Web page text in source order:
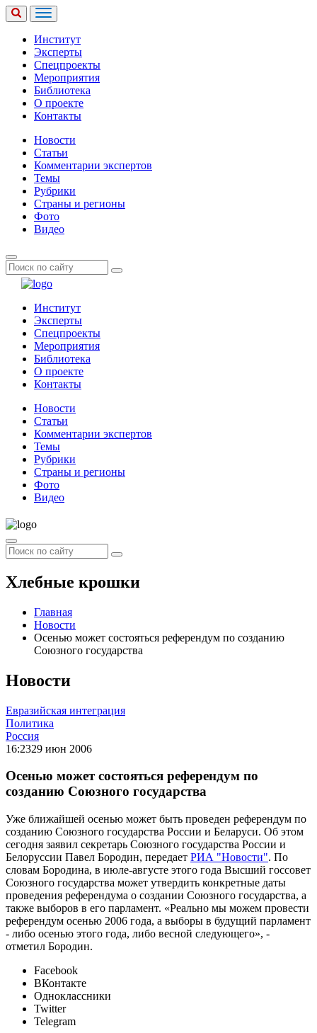
Институт
Эксперты
Спецпроекты
Мероприятия
Библиотека
О проекте
Контакты
Новости
Статьи
Комментарии экспертов
Темы
Рубрики
Страны и регионы
Фото
Видео
Институт
Эксперты
Спецпроекты
Мероприятия
Библиотека
О проекте
Контакты
Новости
Статьи
Комментарии экспертов
Темы
Рубрики
Страны и регионы
Фото
Видео
Хлебные крошки
Главная
Новости
Осенью может состояться референдум по созданию
Союзного государства
Новости
Евразийская интеграция
Политика
Россия
16:2329 июн 2006
Осенью может состояться референдум по
созданию Союзного государства
Уже ближайшей осенью может быть проведен референдум по
созданию Союзного государства России и Беларуси. Об этом
сегодня заявил секретарь Союзного государства России и
Белоруссии Павел Бородин, передает РИА "Новости". По
словам Бородина, в июле-августе этого года Высший госсовет
Союзного государства может утвердить конкретные даты
проведения референдума о создании Союзного государства, а
также выборов в его парламент. «Реально мы можем провести
референдум осенью 2006 года, а выборы в будущий парламент
- либо осенью этого года, либо весной следующего», -
отметил Бородин.
Facebook
ВКонтакте
Одноклассники
Twitter
Telegram